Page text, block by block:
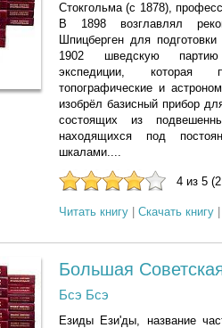
Стокгольма (с 1878),
В 1898 возглавлял
Шпицберген для
1902 шведскую партию
экспедиции, которая
топографические и
изобрёл базисный прибор
состоящих из
находящихся под
шкалами....
4 из 5
Читать книгу Скачать книгу
Большая
Бсэ Бсэ
Езиды Ези'ды, название